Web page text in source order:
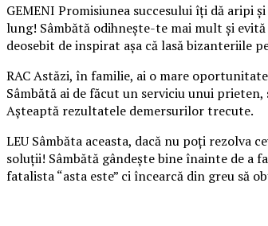
GEMENI Promisiunea succesului îţi dă
lung! Sâmbătă odihneşte-te mai mult şi
deosebit de inspirat aşa că lasă bizanteriile
RAC Astăzi, în familie, ai o mare
Sâmbătă ai de făcut un serviciu unui
Aşteaptă rezultatele demersurilor trecute.
LEU Sâmbăta aceasta, dacă nu poţi rezolva
soluţii! Sâmbătă gândeşte bine înainte de a
fatalista “asta este” ci încearcă din greu să